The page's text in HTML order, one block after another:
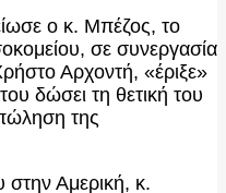
ο κ. Μπέζος, το
σε συνεργασία
Αρχοντή, «έριξε»
δώσει τη θετική του
της
στην Αμερική, κ.